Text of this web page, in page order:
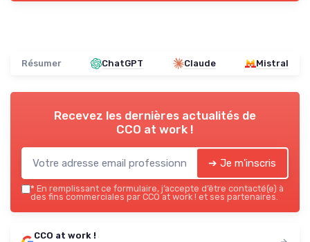
Résumer ChatGPT Claude Mistral
Recevez les dernières actualités de
CCO at work !
➔ Je m'inscris
* En remplissant ce formulaire, j’accepte d’être contacté(e) à
des fins commerciales par CCO at work ! et ses partenaires.
CCO at work !